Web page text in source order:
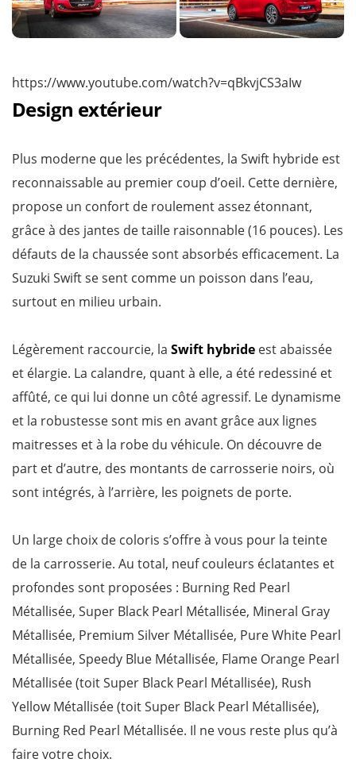
https://www.youtube.com/watch?v=qBkvjCS3aIw
Design extérieur
Plus moderne que les précédentes, la Swift hybride est
reconnaissable au premier coup d’oeil. Cette dernière,
propose un confort de roulement assez étonnant,
grâce à des jantes de taille raisonnable (16 pouces). Les
défauts de la chaussée sont absorbés efficacement. La
Suzuki Swift se sent comme un poisson dans l’eau,
surtout en milieu urbain.
Légèrement raccourcie, la Swift hybride est abaissée
et élargie. La calandre, quant à elle, a été redessiné et
affûté, ce qui lui donne un côté agressif. Le dynamisme
et la robustesse sont mis en avant grâce aux lignes
maitresses et à la robe du véhicule. On découvre de
part et d’autre, des montants de carrosserie noirs, où
sont intégrés, à l’arrière, les poignets de porte.
Un large choix de coloris s’offre à vous pour la teinte
de la carrosserie. Au total, neuf couleurs éclatantes et
profondes sont proposées : Burning Red Pearl
Métallisée, Super Black Pearl Métallisée, Mineral Gray
Métallisée, Premium Silver Métallisée, Pure White Pearl
Métallisée, Speedy Blue Métallisée, Flame Orange Pearl
Métallisée (toit Super Black Pearl Métallisée), Rush
Yellow Métallisée (toit Super Black Pearl Métallisée),
Burning Red Pearl Métallisée. Il ne vous reste plus qu’à
faire votre choix.